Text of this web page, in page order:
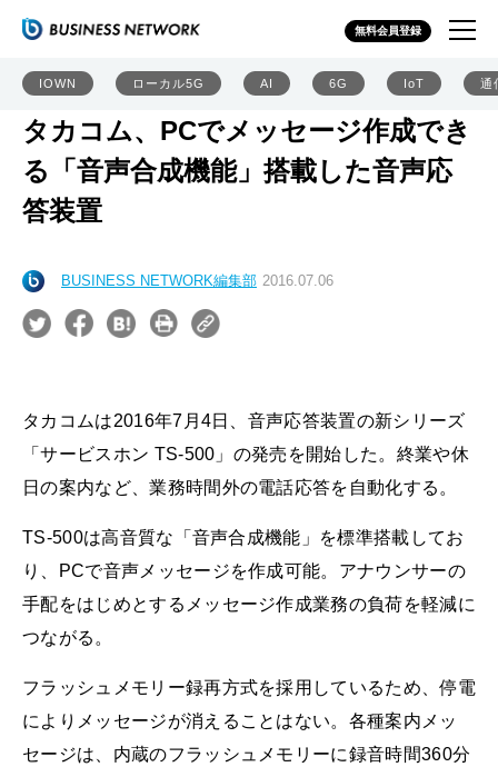
無料会員登録
IOWN ローカル5G AI 6G IoT 通
タカコム、PCでメッセージ作成でき
る「音声合成機能」搭載した音声応
答装置
BUSINESS NETWORK編集部 2016.07.06
タカコムは2016年7月4日、音声応答装置の新シリーズ
「サービスホン TS-500」の発売を開始した。終業や休
日の案内など、業務時間外の電話応答を自動化する。
TS-500は高音質な「音声合成機能」を標準搭載してお
り、PCで音声メッセージを作成可能。アナウンサーの
手配をはじめとするメッセージ作成業務の負荷を軽減に
つながる。
フラッシュメモリー録再方式を採用しているため、停電
によりメッセージが消えることはない。各種案内メッ
セージは、内蔵のフラッシュメモリーに録音時間360分